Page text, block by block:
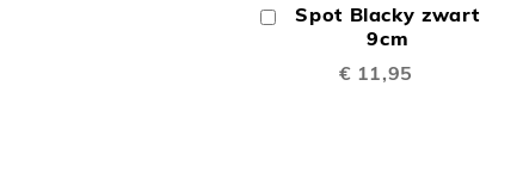
Spot Blacky zwart
9cm
€ 11,95
In
Winkelwagen